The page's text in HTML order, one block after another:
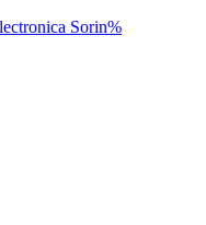
Sorin%